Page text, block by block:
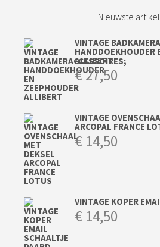
Nieuwste
VINTAGE
HANDDOEKHOUDER
ALLIBERT
€27,50
VINTAGE
ARCOPAL FRANCE
€ 14,50
VINTAGE KOPER
€ 14,50